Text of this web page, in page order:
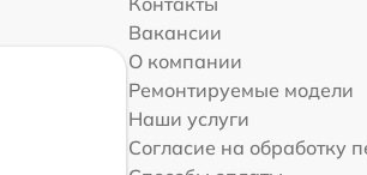
Вакансии
О компании
Ремонтируемые модели
Наши услуги
Согласие на обработку